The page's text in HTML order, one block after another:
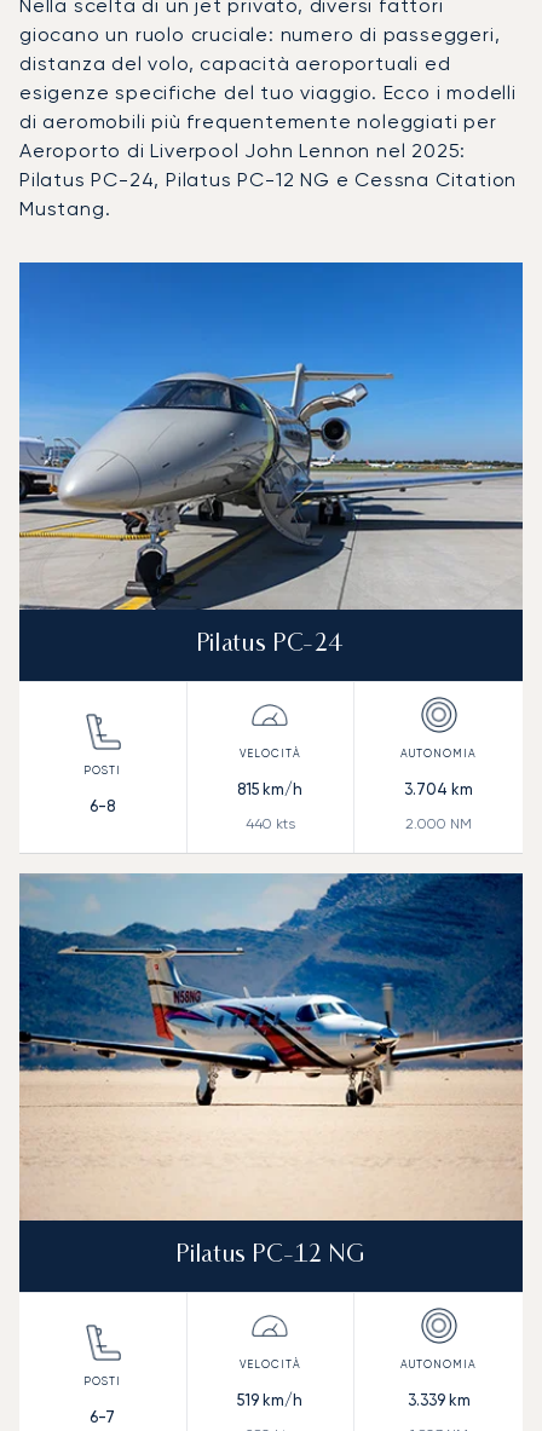
Nella scelta di un jet privato, diversi fattori
giocano un ruolo cruciale: numero di passeggeri,
distanza del volo, capacità aeroportuali ed
esigenze specifiche del tuo viaggio. Ecco i modelli
di aeromobili più frequentemente noleggiati per
Aeroporto di Liverpool John Lennon nel 2025:
Pilatus PC-24, Pilatus PC-12 NG e Cessna Citation
Mustang.
Pilatus PC-24
6-8
815 km/h
440 kts
3.704 km
2.000 NM
Pilatus PC-12 NG
6-7
519 km/h 3.339km